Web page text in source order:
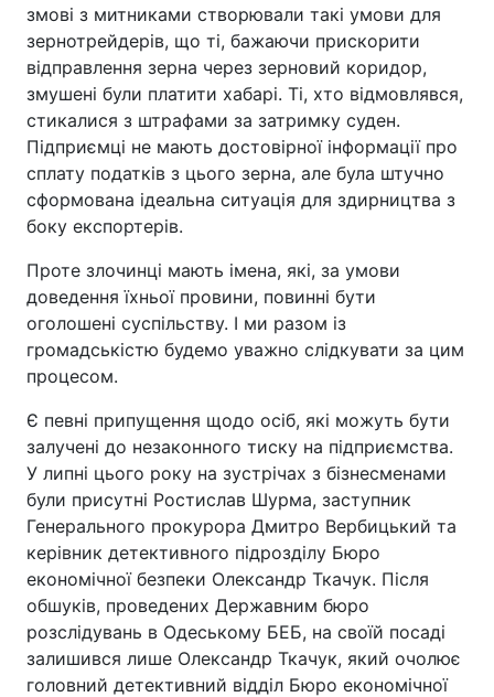
змові з митниками створювали такі умови для
зернотрейдерів, що ті, бажаючи прискорити
відправлення зерна через зерновий коридор,
змушені були платити хабарі. Ті, хто відмовлявся,
стикалися з штрафами за затримку суден.
Підприємці не мають достовірної інформації про
сплату податків з цього зерна, але була штучно
сформована ідеальна ситуація для здирництва з
боку експортерів.
Проте злочинці мають імена, які, за умови
доведення їхньої провини, повинні бути
оголошені суспільству. І ми разом із
громадськістю будемо уважно слідкувати за цим
процесом.
Є певні припущення щодо осіб, які можуть бути
залучені до незаконного тиску на підприємства.
У липні цього року на зустрічах з бізнесменами
були присутні Ростислав Шурма, заступник
Генерального прокурора Дмитро Вербицький та
керівник детективного підрозділу Бюро
економічної безпеки Олександр Ткачук. Після
обшуків, проведених Державним бюро
розслідувань в Одеському БЕБ, на своїй посаді
залишився лише Олександр Ткачук, який очолює
головний детективний відділ Бюро економічної